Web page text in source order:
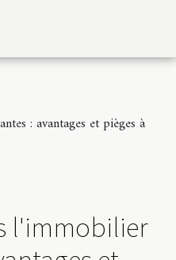
: avantages et pièges à
l'immobilier